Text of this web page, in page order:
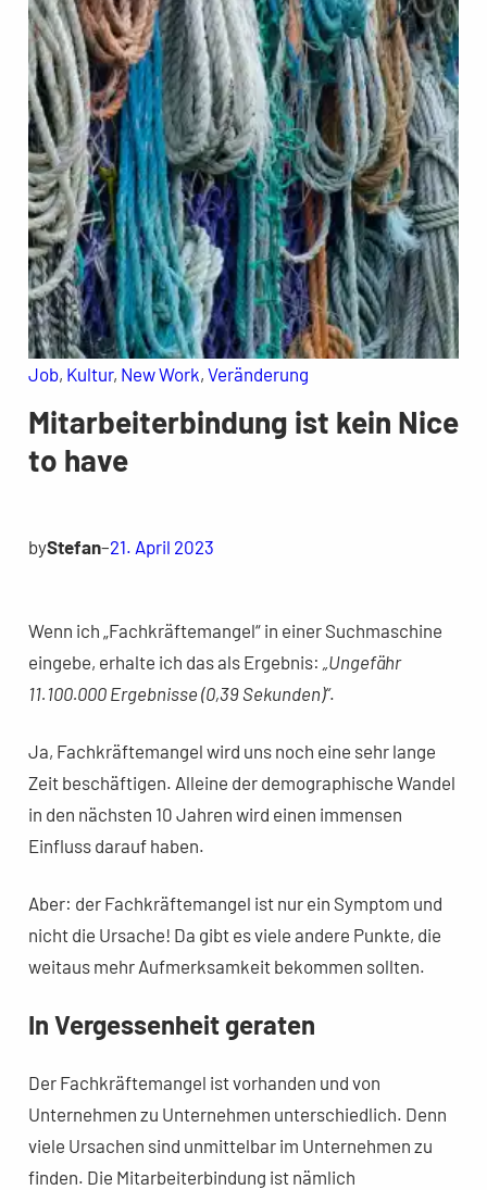
Job, Kultur, New Work, Veränderung
Mitarbeiterbindung ist kein Nice
to have
byStefan–21. April 2023
Wenn ich „Fachkräftemangel“ in einer Suchmaschine
eingebe, erhalte ich das als Ergebnis: „Ungefähr
11.100.000 Ergebnisse (0,39 Sekunden)“.
Ja, Fachkräftemangel wird uns noch eine sehr lange
Zeit beschäftigen. Alleine der demographische Wandel
in den nächsten 10 Jahren wird einen immensen
Einfluss darauf haben.
Aber: der Fachkräftemangel ist nur ein Symptom und
nicht die Ursache! Da gibt es viele andere Punkte, die
weitaus mehr Aufmerksamkeit bekommen sollten.
In Vergessenheit geraten
Der Fachkräftemangel ist vorhanden und von
Unternehmen zu Unternehmen unterschiedlich. Denn
viele Ursachen sind unmittelbar im Unternehmen zu
finden. Die Mitarbeiterbindung ist nämlich